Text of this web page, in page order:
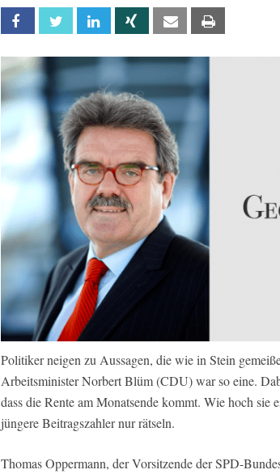
Facebook Twitter Linkedin Xing Email
Politiker neigen zu Aussagen, die wie in Stein
Arbeitsminister Norbert Blüm (CDU) war so eine.
dass die Rente am Monatsende kommt. Wie hoch sie
jüngere Beitragszahler nur rätseln.
Thomas Oppermann, der Vorsitzende der SPD-